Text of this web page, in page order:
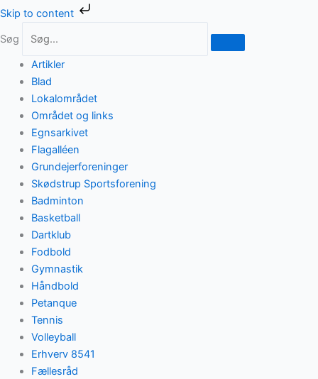
Skip to content
Gå
indholdet
Søg
Artikler
Blad
Lokalområdet
Området og links
Egnsarkivet
Flagalléen
Grundejerforeninger
Skødstrup Sportsforening
Badminton
Basketball
Dartklub
Fodbold
Gymnastik
Håndbold
Petanque
Tennis
Volleyball
Erhverv 8541
Fællesråd